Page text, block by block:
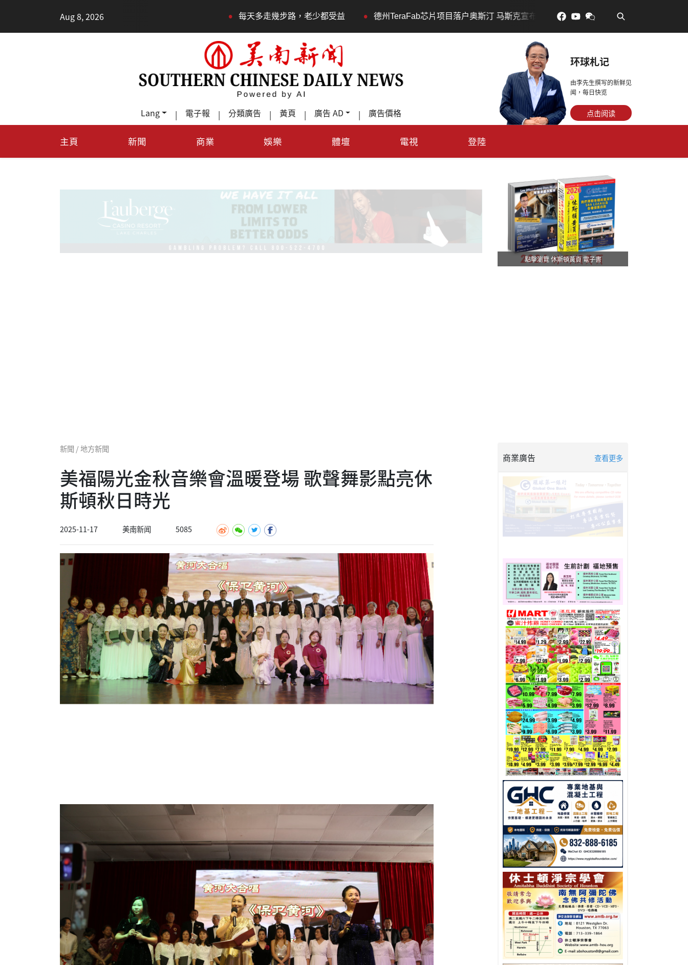
Aug 8, 2026 每天多走幾步路，老少都受益 • 德州TeraFab芯片项目落户奥斯汀 马斯克宣布投资200亿美元建设AI芯片制造基地 • 吃對了更年輕：花青素如何
Lang | 電子報 | 分類廣告 | 黃頁 | 廣告 AD | 廣告價格
环球札记
由李先生撰写的新鲜见
闻，每日快览
点击阅读
主頁 新聞 商業 娛樂 體壇 電視 登陸
點擊瀏覽 休斯頓黃頁 電子書
新聞 / 地方新聞
美福陽光金秋音樂會溫暖登場 歌聲舞影點亮休
斯頓秋日時光
2025-11-17 美南新闻 5085
商業廣告 查看更多